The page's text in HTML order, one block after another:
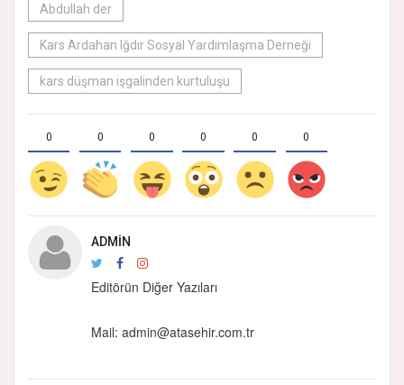
Abdullah der
Kars Ardahan Iğdır Sosyal Yardımlaşma Derneği
kars düşman işgalinden kurtuluşu
0 0 0 0 0 0
ADMIN
Editörün Diğer Yazıları
Mail: admin@atasehir.com.tr